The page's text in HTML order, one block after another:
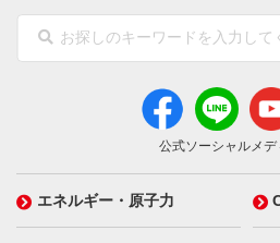
公式ソーシャルメデ
エネルギー・原子力